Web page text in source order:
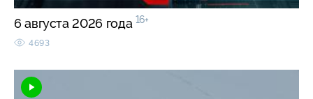
6 августа 2026 года 16+
4693